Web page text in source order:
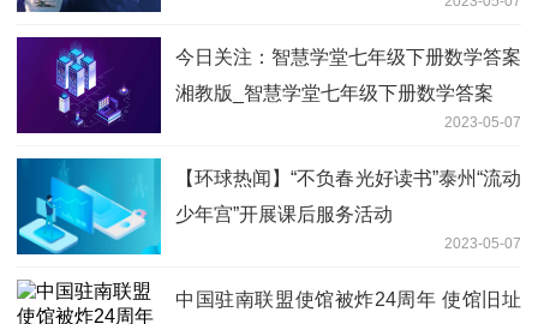
今日关注：智慧学堂七年级下册数学答案
湘教版_智慧学堂七年级下册数学答案
2023-05-07
【环球热闻】“不负春光好读书”泰州“流动
少年宫”开展课后服务活动
2023-05-07
中国驻南联盟使馆被炸24周年 使馆旧址